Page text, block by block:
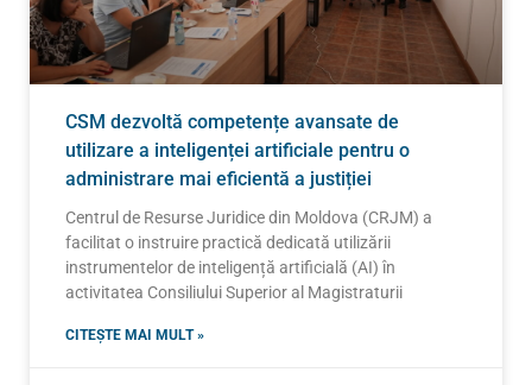
CSM dezvoltă competențe avansate de
utilizare a inteligenței artificiale pentru o
administrare mai eficientă a justiției
Centrul de Resurse Juridice din Moldova (CRJM) a
facilitat o instruire practică dedicată utilizării
instrumentelor de inteligență artificială (AI) în
activitatea Consiliului Superior al Magistraturii
CITEȘTE MAI MULT »